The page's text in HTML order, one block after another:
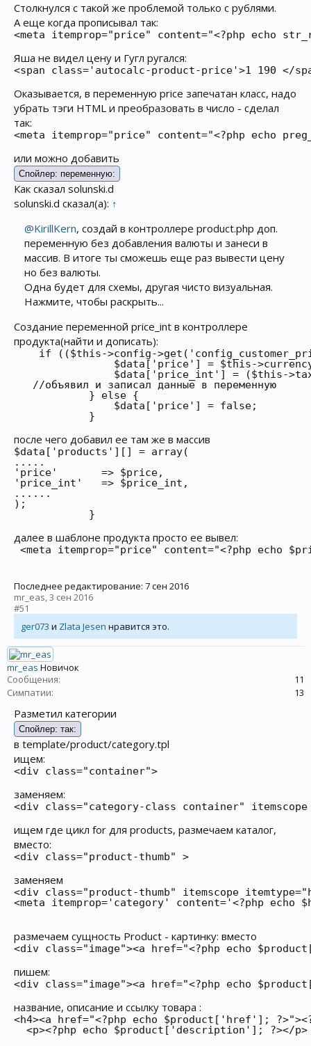
Столкнулся с такой же проблемой только с рублями.
А еще когда прописывал так:
<meta itemprop="price" content="<?php
Яша не видел цену и Гугл ругался:
<span class='autocalc-product-price'>1 190 </
Оказывается, в переменную price запечатан класс, надо
убрать тэги HTML и преобразовать в число - сделал
так:
<meta itemprop="price" content="<?php
или можно добавить
Спойлер: переменную:
Как сказал solunski.d
solunski.d сказал(а): ↑
@KirillKern, создай в контроллере product.php доп.
переменную без добавления валюты и занеси в
массив. В итоге ты сможешь еще раз вывести цену
но без валюты.
Одна будет для схемы, другая чисто визуальная.
Нажмите, чтобы раскрыть...
Создание переменной price_int в контроллере
продукта(найти и дописать):
if (($this->config-
$data['price'] = $this-
$data['price_int'] = ($this-
   //объявил и записал данные в переменную
            } else {
                $data['price'] = false;
            }
после чего добавил ее там же в массив
$data['products'][] = array(
.....
'price'       => $price,
'price_int'   => $price_int,
......
);
            }
далее в шаблоне продукта просто ее вывел:
<meta itemprop="price" content="<?php echo
Последнее редактирование: 7 сен 2016
mr_eas,3 сен 2016
#51
ger073 и Zlata Jesen нравится это.
mr_eas Новичок
Сообщения:
11
Симпатии:
13
Разметил категории
Спойлер: так:
в template/product/category.tpl
ищем:
<div class="container">
заменяем:
<div class="category-class container"
ищем где цикл for для products, размечаем каталог,
вместо:
<div class="product-thumb" >
заменяем
<div class="product-thumb" itemscope
<meta itemprop='category' content='<?php
размечаем cущность Product - картинку: вместо
<div class="image"><a href="<?php echo
пишем:
<div class="image"><a href="<?php echo
название, описание и ссылку товара :
<h4><a href="<?php echo $product['href'];
  <p><?php echo $product['description']; ?></p>